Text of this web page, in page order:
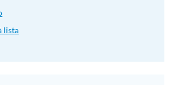
lista